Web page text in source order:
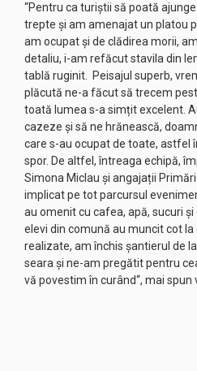
“Pentru ca turiștii să poată
trepte și am amenajat un platou
am ocupat și de clădirea morii,
detaliu, i-am refăcut stavila din
tablă ruginit. Peisajul superb,
plăcută ne-a făcut să trecem
toată lumea s-a simțit excelent.
cazeze și să ne hrănească,
care s-au ocupat de toate, astfel
spor. De altfel, întreaga echipă,
Simona Miclau și angajații
implicat pe tot parcursul
au omenit cu cafea, apă, sucuri
elevi din comună au muncit cot la
realizate, am închis șantierul de
seara și ne-am pregătit pentru
vă povestim în curând“, mai spun